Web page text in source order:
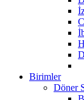
Birimler
Döner